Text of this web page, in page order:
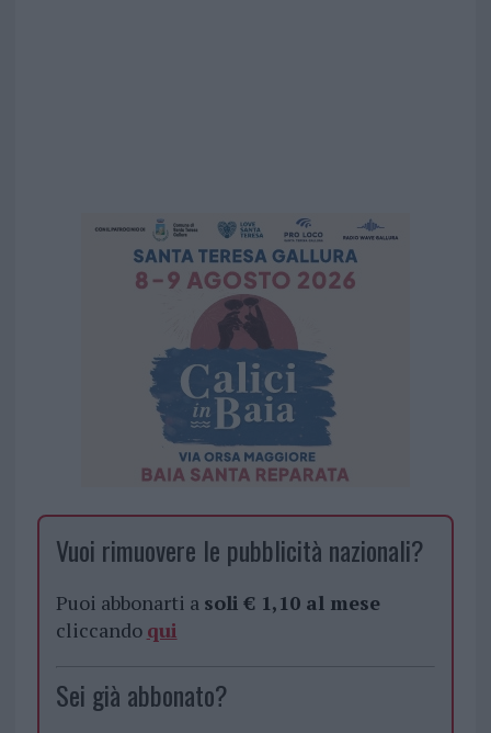
Vuoi rimuovere le pubblicità nazionali?
Puoi abbonarti a soli € 1,10 al mese
cliccando qui
Sei già abbonato?